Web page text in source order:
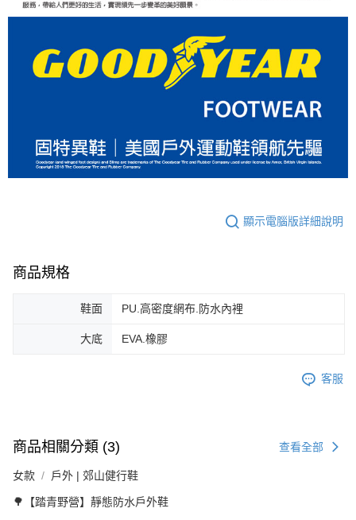
顯示電腦版詳細說明
商品規格
鞋面 PU.高密度網布.防水內裡
大底 EVA.橡膠
客服
商品相關分類 (3) 查看全部
女款 戶外 | 郊山健行鞋
🌳【踏青野營】靜態防水戶外鞋